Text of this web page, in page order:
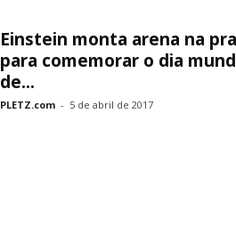
Einstein monta arena na
para comemorar o dia
de...
PLETZ.com - 5 de abril de 2017